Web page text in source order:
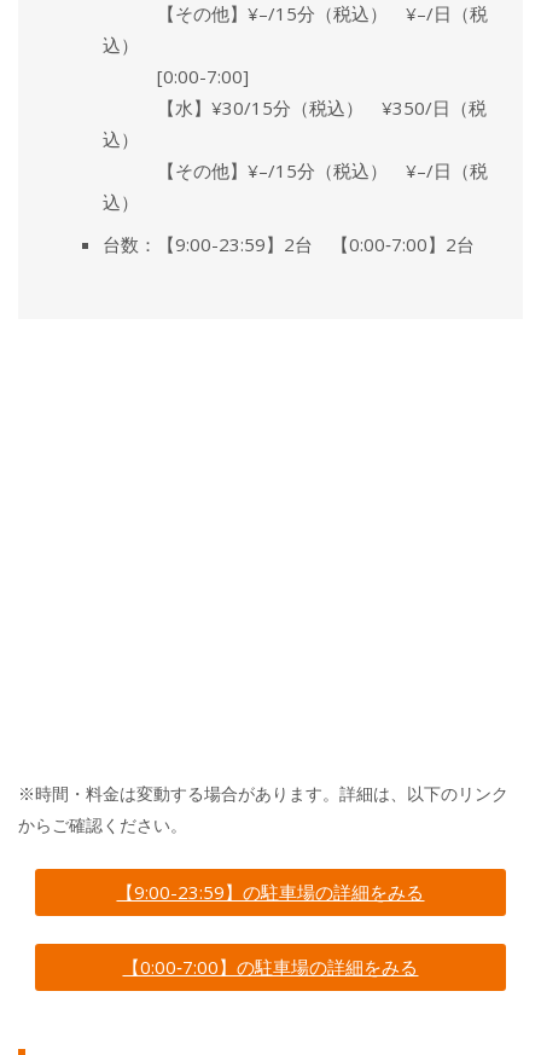
【その他】¥–/15分（税込） ¥–/日（税
込）
[0:00-7:00]
【水】¥30/15分（税込） ¥350/日（税
込）
【その他】¥–/15分（税込） ¥–/日（税
込）
台数：【9:00-23:59】2台 【0:00‐7:00】2台
※時間・料金は変動する場合があります。詳細は、以下のリンク
からご確認ください。
【9:00-23:59】の駐車場の詳細をみる
【0:00‐7:00】の駐車場の詳細をみる